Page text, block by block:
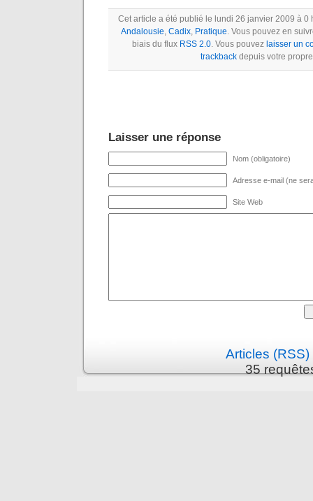
Cet article a été publié le lundi 26 janvier 2009 à 0
Andalousie, Cadix, Pratique. Vous pouvez en
biais du flux RSS 2.0. Vous pouvez laisser un
trackback depuis votre
Laisser une réponse
Nom (obligatoire)
Adresse e-mail (ne
Site Web
Articles (RSS)
35